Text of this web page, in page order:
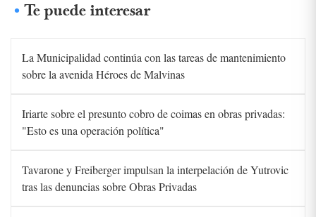
Te puede interesar
La Municipalidad continúa con las tareas de mantenimiento
sobre la avenida Héroes de Malvinas
Iriarte sobre el presunto cobro de coimas en obras privadas:
"Esto es una operación política"
Tavarone y Freiberger impulsan la interpelación de Yutrovic
tras las denuncias sobre Obras Privadas